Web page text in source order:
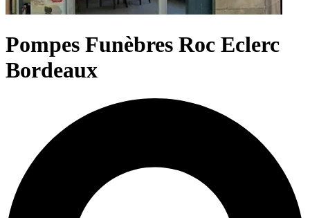
Pompes Funèbres Roc Eclerc
Bordeaux